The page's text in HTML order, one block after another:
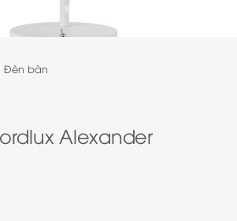
Đèn bàn
Alexander